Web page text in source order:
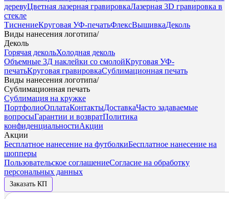
деревуЦветная лазерная гравировкаЛазерная 3D гравировка в
стекле
ТиснениеКруговая УФ-печатьФлексВышивкаДеколь
Виды нанесения логотипа/
Деколь
Горячая декольХолодная деколь
Объемные 3Д наклейки со смолойКруговая УФ-
печатьКруговая гравировкаСублимационная печать
Виды нанесения логотипа/
Сублимационная печать
Сублимация на кружке
ПортфолиоОплатаКонтактыДоставкаЧасто задаваемые
вопросыГарантии и возвратПолитика
конфиденциальностиАкции
Акции
Бесплатное нанесение на футболкиБесплатное нанесение на
шопперы
Пользовательское соглашениеСогласие на обработку
персональных данных
Заказать КП